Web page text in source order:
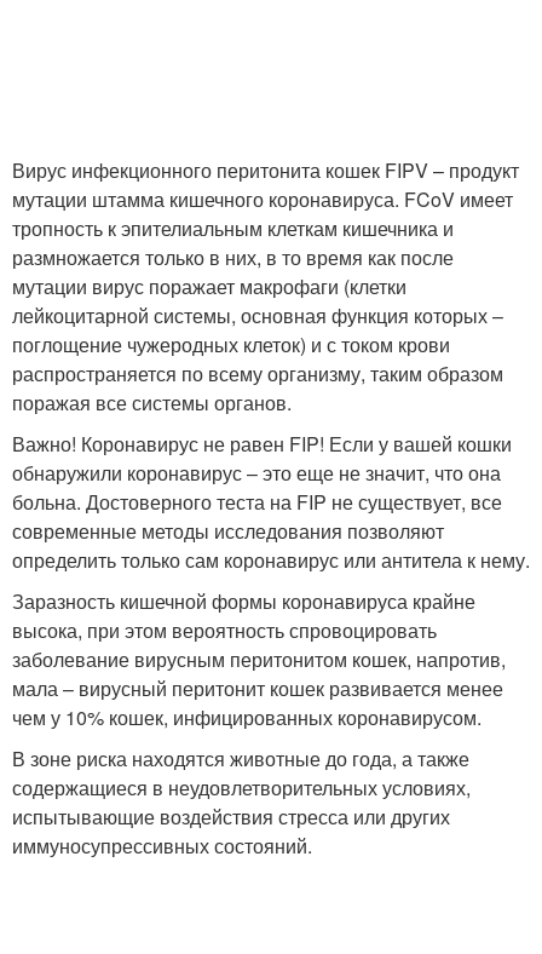
Вирус инфекционного перитонита кошек FIPV – продукт
мутации штамма кишечного коронавируса. FCoV имеет
тропность к эпителиальным клеткам кишечника и
размножается только в них, в то время как после
мутации вирус поражает макрофаги (клетки
лейкоцитарной системы, основная функция которых –
поглощение чужеродных клеток) и с током крови
распространяется по всему организму, таким образом
поражая все системы органов.
Важно! Коронавирус не равен FIP! Если у вашей кошки
обнаружили коронавирус – это еще не значит, что она
больна. Достоверного теста на FIP не существует, все
современные методы исследования позволяют
определить только сам коронавирус или антитела к нему.
Заразность кишечной формы коронавируса крайне
высока, при этом вероятность спровоцировать
заболевание вирусным перитонитом кошек, напротив,
мала – вирусный перитонит кошек развивается менее
чем у 10% кошек, инфицированных коронавирусом.
В зоне риска находятся животные до года, а также
содержащиеся в неудовлетворительных условиях,
испытывающие воздействия стресса или других
иммуносупрессивных состояний.